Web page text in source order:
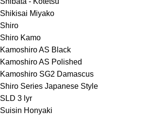
Shikisai Miyako
Shiro
Shiro Kamo
Kamoshiro AS Black
Kamoshiro AS Polished
Kamoshiro SG2 Damascus
Shiro Series Japanese Style
SLD 3 lyr
Suisin Honyaki